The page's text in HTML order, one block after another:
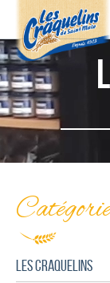
LES CRAQUELINS